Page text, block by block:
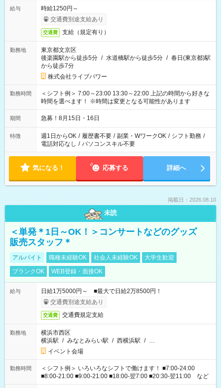
給与
時給1250円～
交通費別途支給あり
交通費 支給（規定有り）
勤務地
東京都文京区
後楽園駅から徒歩5分 / 水道橋駅から徒歩5分 / 春日(東京都)駅
から徒歩7分
株式会社ライブパワー
勤務時間
＜シフト例＞ 7:00～23:00 13:30～22:00 上記の時間から好きな
時間を選べます！ ※時間は変更となる可能性があります
期間 急募！8月15日・16日
特徴 週1日からOK / 履歴書不要 / 副業・WワークOK / シフト勤務 /
電話対応なし / パソコンスキル不要
気になる！ 応募する 詳細へ
掲載日：2026.08.10
未読
＜単発＊1日～OK！＞コンサートなどのグッズ
販売スタッフ＊
アルバイト 職種未経験OK 社会人未経験OK
大学生歓迎
ブランクOK
WEB登録・面接OK
給与
日給1万5000円～ ■最大で日給2万8500円！
交通費別途支給あり
交通費 交通費規定支給
勤務地
横浜市西区
横浜駅 / みなとみらい駅 / 西横浜駅 / …
イベント会場
勤務時間
＜シフト例＞ いろいろなシフトで働けます！ ■7:00-24:00
■8:00-21:00 ■9:00-21:00 ■18:00-翌7:00 ■20:30-翌11:00 など